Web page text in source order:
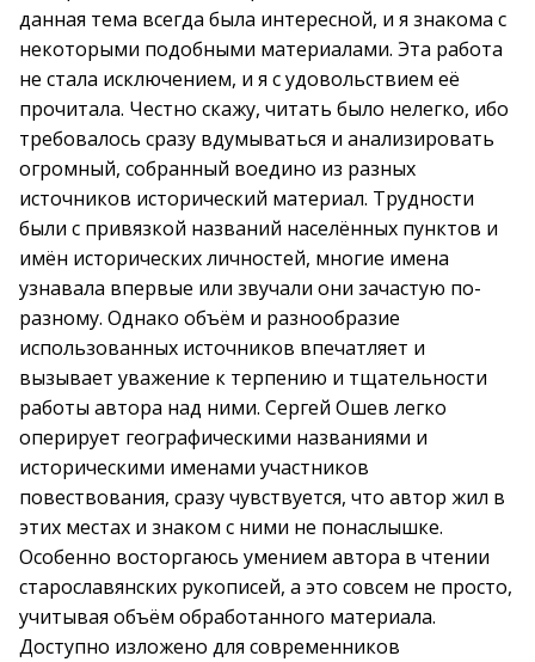
данная тема всегда была интересной, и я знакома с
некоторыми подобными материалами. Эта работа
не стала исключением, и я с удовольствием её
прочитала. Честно скажу, читать было нелегко, ибо
требовалось сразу вдумываться и анализировать
огромный, собранный воедино из разных
источников исторический материал. Трудности
были с привязкой названий населённых пунктов и
имён исторических личностей, многие имена
узнавала впервые или звучали они зачастую по-
разному. Однако объём и разнообразие
использованных источников впечатляет и
вызывает уважение к терпению и тщательности
работы автора над ними. Сергей Ошев легко
оперирует географическими названиями и
историческими именами участников
повествования, сразу чувствуется, что автор жил в
этих местах и знаком с ними не понаслышке.
Особенно восторгаюсь умением автора в чтении
старославянских рукописей, а это совсем не просто,
учитывая объём обработанного материала.
Доступно изложено для современников